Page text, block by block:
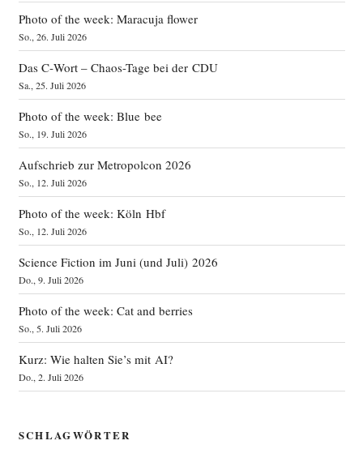
Photo of the week: Maracuja flower
So., 26. Juli 2026
Das C‑Wort – Chaos-Tage bei der CDU
Sa., 25. Juli 2026
Photo of the week: Blue bee
So., 19. Juli 2026
Aufschrieb zur Metropolcon 2026
So., 12. Juli 2026
Photo of the week: Köln Hbf
So., 12. Juli 2026
Science Fiction im Juni (und Juli) 2026
Do., 9. Juli 2026
Photo of the week: Cat and berries
So., 5. Juli 2026
Kurz: Wie halten Sie’s mit AI?
Do., 2. Juli 2026
SCHLAGWÖRTER